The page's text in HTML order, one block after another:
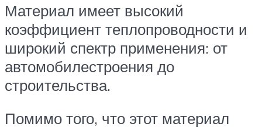
Материал имеет высокий
коэффициент теплопроводности и
широкий спектр применения: от
автомобилестроения до
строительства.
Помимо того, что этот материал